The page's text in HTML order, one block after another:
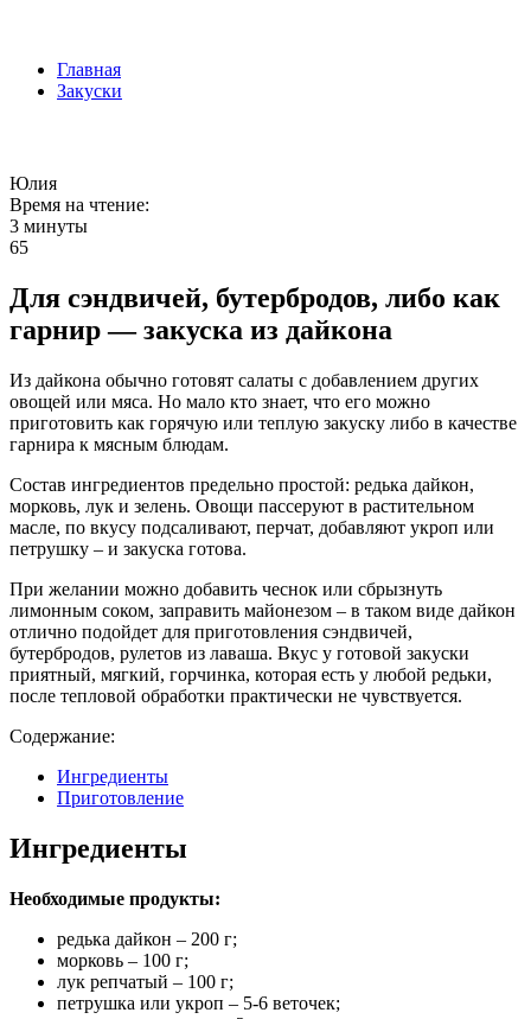
Главная
Закуски
Юлия
Время на чтение:
3 минуты
65
Для сэндвичей, бутербродов, либо как
гарнир — закуска из дайкона
Из дайкона обычно готовят салаты с добавлением других
овощей или мяса. Но мало кто знает, что его можно
приготовить как горячую или теплую закуску либо в качестве
гарнира к мясным блюдам.
Состав ингредиентов предельно простой: редька дайкон,
морковь, лук и зелень. Овощи пассеруют в растительном
масле, по вкусу подсаливают, перчат, добавляют укроп или
петрушку – и закуска готова.
При желании можно добавить чеснок или сбрызнуть
лимонным соком, заправить майонезом – в таком виде дайкон
отлично подойдет для приготовления сэндвичей,
бутербродов, рулетов из лаваша. Вкус у готовой закуски
приятный, мягкий, горчинка, которая есть у любой редьки,
после тепловой обработки практически не чувствуется.
Содержание:
Ингредиенты
Приготовление
Ингредиенты
Необходимые продукты:
редька дайкон – 200 г;
морковь – 100 г;
лук репчатый – 100 г;
петрушка или укроп – 5-6 веточек;